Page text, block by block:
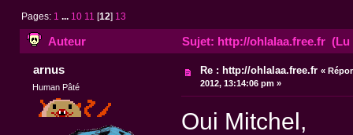
Pages: 1 ... 10 11 [12] 13
Auteur Sujet: http://ohlalaa.free.fr (Lu
arnus
Human Pâté
Re : http://ohlalaa.free.fr «
2012, 13:14:06 pm »
Oui Mitchel,